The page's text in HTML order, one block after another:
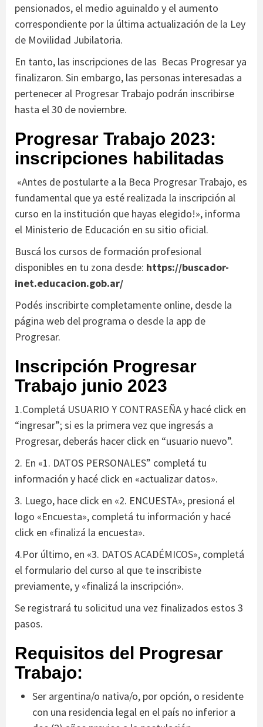
pensionados, el medio aguinaldo y el aumento
correspondiente por la última actualización de la Ley
de Movilidad Jubilatoria.
En tanto, las inscripciones de las Becas Progresarya
finalizaron. Sin embargo, las personas interesadas a
pertenecer al Progresar Trabajo podrán inscribirse
hasta el 30 de noviembre.
Progresar Trabajo 2023:
inscripciones habilitadas
«Antes de postularte a la Beca Progresar Trabajo, es
fundamental que ya esté realizada la inscripción al
curso en la institución que hayas elegido!», informa
el Ministerio de Educación en su sitio oficial.
Buscá los cursos de formación profesional
disponibles en tu zona desde: https://buscador-
inet.educacion.gob.ar/
Podés inscribirte completamente online, desde la
página web del programa o desde la app de
Progresar.
Inscripción Progresar
Trabajo junio 2023
1.Completá USUARIO Y CONTRASEÑA y hacé click en
“ingresar”; si es la primera vez que ingresás a
Progresar, deberás hacer click en “usuario nuevo”.
2. En «1. DATOS PERSONALES” completá tu
información y hacé click en «actualizar datos».
3. Luego, hace click en «2. ENCUESTA», presioná el
logo «Encuesta», completá tu información y hacé
click en «finalizá la encuesta».
4.Por último, en «3. DATOS ACADÉMICOS», completá
el formulario del curso al que te inscribiste
previamente, y «finalizá la inscripción».
Se registrará tu solicitud una vez finalizados estos 3
pasos.
Requisitos del Progresar
Trabajo:
Ser argentina/o nativa/o, por opción, o residente
con una residencia legal en el país no inferior a